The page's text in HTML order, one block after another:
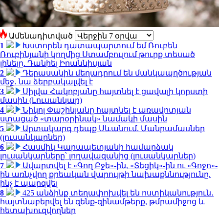
Ամենադիտված
1
Խստորեն դատապարտում եմ Ռուբեն
Ռուբինյանի կողմից Ստամբուլում թուրք տեսած
լինելը. Դանիել Իոաննիսյան
2
Դերասանին մեղադրում են մանկապղծության
մեջ․ նա ձերբակալվել է
3
Սիլվա Հակոբյանը հայտնել է ցավալի կորստի
մասին (Լուսանկար)
4
Նիկոլ Փաշինյանը հայտնել է առավոտյան
ստացած «տարօրինակ» նամակի մասին
5
Արտակարգ դեպք Սևանում. Մանրամասներ
(լուսանկարներ)
6
Հասմիկ Կարապետյանի համարձակ
լուսանկարները՝ լողավազանից (լուսանկարներ)
7
Ավարտվել է «Գող Բջե»-ին, «Տեցիկ»-ին ու «Գոջո»-
ին առնչվող քրեական վարույթի նախաքննությունը.
ինչ է պարզվել
8
425 անձինք տեղափոխվել են ոստիկանություն․
հայտնաբերվել են զենք-զինամթերք, թմրամիջոց և
հետախուզվողներ